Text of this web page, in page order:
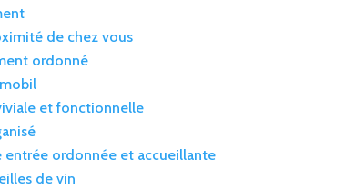
de chez vous
ordonné
et fonctionnelle
entrée ordonnée et accueillante
de vin